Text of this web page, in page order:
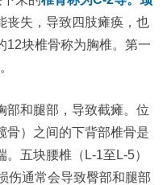
丧失，导致四肢瘫痪，也
12块椎骨称为胸椎。第一
部和腿部，导致截瘫。位
骨）之间的下背部椎骨是
五块腰椎（L-1至L-5）
伤通常会导致臀部和腿部